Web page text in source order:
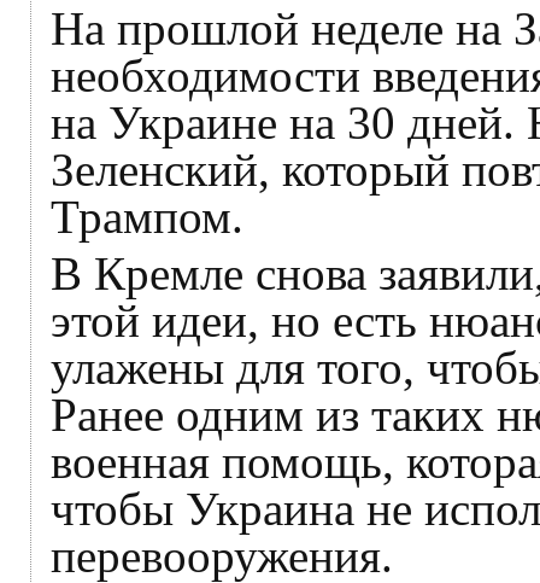
На прошлой неделе на
необходимости
на Украине на 30 дней.
Зеленский, который
Трампом.
В Кремле снова
этой идеи, но есть
улажены для того,
Ранее одним из таких
военная помощь,
чтобы Украина не
перевооружения.